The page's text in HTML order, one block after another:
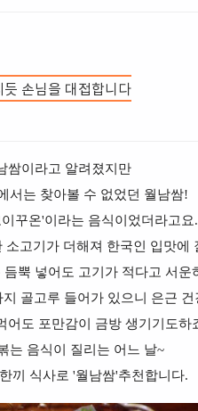
손님을 대접합니다
쌈이라고 알려졌지만
서는 찾아볼 수 없었던 월남쌈!
꾸온'이라는 음식이었더라고요.
고기가 더해져 한국인 입맛에
뿍 넣어도 고기가 적다고 서운
골고루 들어가 있으니 은근 건
어도 포만감이 금방 생기기도하
는 음식이 질리는 어느 날~
끼 식사로 '월남쌈'추천합니다.